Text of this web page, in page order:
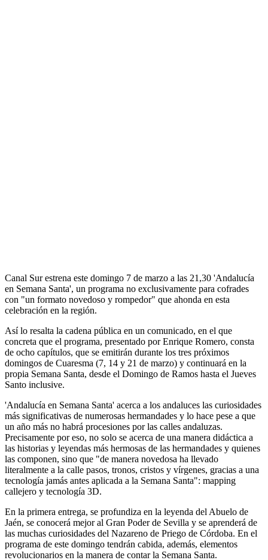
Canal Sur estrena este domingo 7 de marzo a las 21,30 'Andalucía
en Semana Santa', un programa no exclusivamente para cofrades
con "un formato novedoso y rompedor" que ahonda en esta
celebración en la región.
Así lo resalta la cadena pública en un comunicado, en el que
concreta que el programa, presentado por Enrique Romero, consta
de ocho capítulos, que se emitirán durante los tres próximos
domingos de Cuaresma (7, 14 y 21 de marzo) y continuará en la
propia Semana Santa, desde el Domingo de Ramos hasta el Jueves
Santo inclusive.
'Andalucía en Semana Santa' acerca a los andaluces las curiosidades
más significativas de numerosas hermandades y lo hace pese a que
un año más no habrá procesiones por las calles andaluzas.
Precisamente por eso, no solo se acerca de una manera didáctica a
las historias y leyendas más hermosas de las hermandades y quienes
las componen, sino que "de manera novedosa ha llevado
literalmente a la calle pasos, tronos, cristos y vírgenes, gracias a una
tecnología jamás antes aplicada a la Semana Santa": mapping
callejero y tecnología 3D.
En la primera entrega, se profundiza en la leyenda del Abuelo de
Jaén, se conocerá mejor al Gran Poder de Sevilla y se aprenderá de
las muchas curiosidades del Nazareno de Priego de Córdoba. En el
programa de este domingo tendrán cabida, además, elementos
revolucionarios en la manera de contar la Semana Santa.